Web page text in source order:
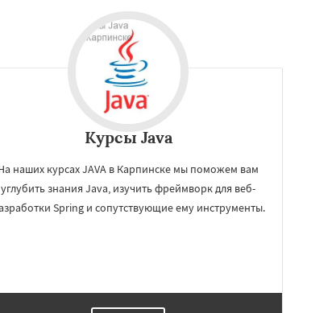
Курсы Java
наших курсах JAVA в Карпинске мы поможем вам
углубить знания Java, изучить фреймворк для веб-
Spring и сопутствующие ему инструменты.